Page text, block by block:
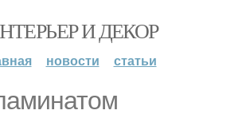
И ДЕКОР
новости статьи